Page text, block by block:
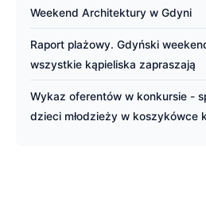
Weekend Architektury w Gdyni
Raport plażowy. Gdyński
wszystkie kąpieliska zapraszają
Wykaz oferentów w konkursie -
dzieci młodzieży w koszykówce